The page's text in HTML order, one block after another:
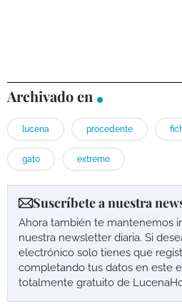
Archivado en
lucena procedente
gato extremo
Suscríbete a nuestra
Ahora también te mantenemos
nuestra newsletter diaria. Si
electrónico solo tienes que
completando tus datos en este
totalmente gratuito de